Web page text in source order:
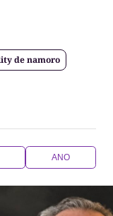
de namoro
ANO